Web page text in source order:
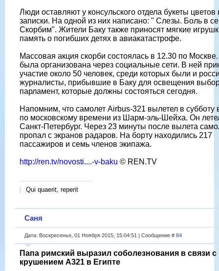
Люди оставляют у консульского отдела букеты цветов
записки. На одной из них написано: " Слезы. Боль в
Скорбим". Жители Баку также приносят мягкие
память о погибших детях в авиакатастрофе.
Массовая акция скорби состоялась в 12.30 по
была организована через социальные сети. В ней
участие около 50 человек, среди которых были и
журналисты, прибывшие в Баку для освещения
парламент, которые должны состояться сегодня.
Напомним, что самолет Airbus-321 вылетел в субботу
по московскому времени из Шарм-эль-Шейха. Он
Санкт-Петербург. Через 23 минуты после вылета
пропал с экранов радаров. На борту находились 217
пассажиров и семь членов экипажа.
http://ren.tv/novosti....-v-baku © REN.TV
Qui quaerit, reperit
Саня
Дата: Воскресенье, 01 Ноября 2015, 15:04:51 | Сообщение # 84
Папа римский выразил соболезнования в связи с
крушением A321 в Египте